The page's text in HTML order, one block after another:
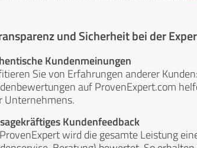
und Sicherheit bei der
Kundenmeinungen
Sie von Erfahrungen anderer
auf ProvenExpert.com
Unternehmens.
Kundenfeedback
wird die gesamte Leistung